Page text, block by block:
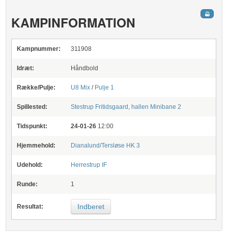
KAMPINFORMATION
Kampnummer: 311908
Idræt: Håndbold
Række/Pulje: U8 Mix / Pulje 1
Spillested: Stestrup Fritidsgaard, hallen Minibane 2
Tidspunkt: 24-01-26 12:00
Hjemmehold: Dianalund/Tersløse HK 3
Udehold: Herrestrup IF
Runde: 1
Resultat: Indberet